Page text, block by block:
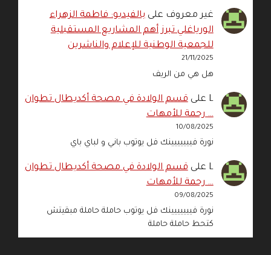
غير معروف علىبالفيديو: فاطمة الزهراء
الورياغلي تبرز أهم المشاريع المستقبلية
للجمعية الوطنية للإعلام والناشرين
21/11/2025
هل هي من الريف
L علىقسم الولادة في مصحة أكديطال تطوان
… رحمة للأمهات
10/08/2025
نورة فييييييينك فل يوتوب باني و لباي باي
L علىقسم الولادة في مصحة أكديطال تطوان
… رحمة للأمهات
09/08/2025
نورة فييييييينك فل يوتوب حاملة حاملة مبقيتش
كتحط حاملة حاملة